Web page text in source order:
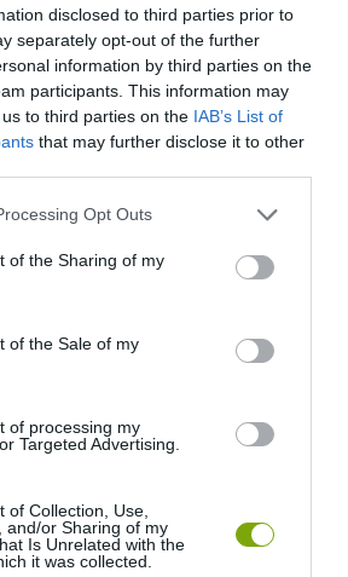
disclosed to third parties prior to
separately opt-out of the further
information by third parties on the
participants. This information may
to third parties on the IAB’s List of
that may further disclose it to other
website/app uses one or more Google
or usage behaviour. You may click to
to Google and its third-party tags to
specified purposes in below Google
Opt Outs
of the Sharing of my
of the Sale of my
of processing my
Targeted Advertising.
of Collection, Use,
and/or Sharing of my
Is Unrelated with the
it was collected.